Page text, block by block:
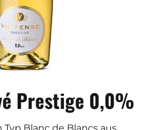
Prestige 0,0%
Blanc de Blancs aus